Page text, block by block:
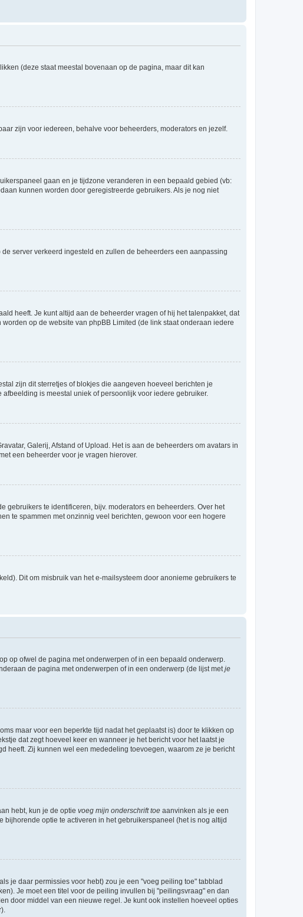
(deze staat meestal bovenaan op de pagina, maar dit kan
zijn voor iedereen, behalve voor beheerders, moderators en jezelf.
gaan en je tijdzone veranderen in een bepaald gebied (vb:
kunnen worden door geregistreerde gebruikers. Als je nog niet
server verkeerd ingesteld en zullen de beheerders een aanpassing
heeft. Je kunt altijd aan de beheerder vragen of hij het talenpakket, dat
op de website van phpBB Limited (de link staat onderaan iedere
zijn dit sterretjes of blokjes die aangeven hoeveel berichten je
is meestal uniek of persoonlijk voor iedere gebruiker.
Galerij, Afstand of Upload. Het is aan de beheerders om avatars in
een beheerder voor je vragen hierover.
gebruikers te identificeren, bijv. moderators en beheerders. Over het
te spammen met onzinnig veel berichten, gewoon voor een hogere
Dit om misbruik van het e-mailsysteem door anonieme gebruikers te
op ofwel de pagina met onderwerpen of in een bepaald onderwerp.
de pagina met onderwerpen of in een onderwerp (de lijst met je
maar voor een beperkte tijd nadat het geplaatst is) door te klikken op
dat zegt hoeveel keer en wanneer je het bericht voor het laatst je
heeft. Zij kunnen wel een mededeling toevoegen, waarom ze je bericht
hebt, kun je de optie voeg mijn onderschrift toe aanvinken als je een
optie te activeren in het gebruikerspaneel (het is nog altijd
je daar permissies voor hebt) zou je een "voeg peiling toe" tabblad
Je moet een titel voor de peiling invullen bij "peilingsvraag" en dan
door middel van een nieuwe regel. Je kunt ook instellen hoeveel opties